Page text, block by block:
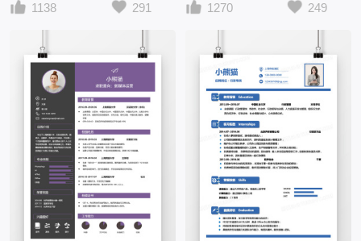
1138
291
1270
249